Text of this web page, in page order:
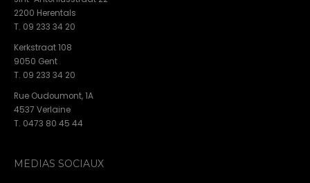
2200 Herentals
T. 09 233 34 20
Kerkstraat 108
9050 Gent
T. 09 233 34 20
Rue Oudoumont, 1A
4537 Verlaine
T. 0473 80 45 44
MEDIAS SOCIAUX